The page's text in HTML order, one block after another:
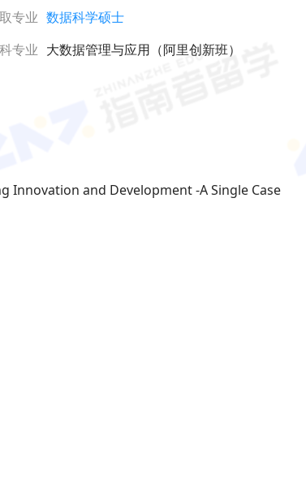
专业 数据科学硕士
专业 大数据管理与应用（阿里创新班）
Innovation and Development -A Single Case